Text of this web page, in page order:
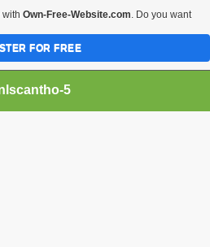
5
with Own-Free-Website.com. Do you want
FOR FREE